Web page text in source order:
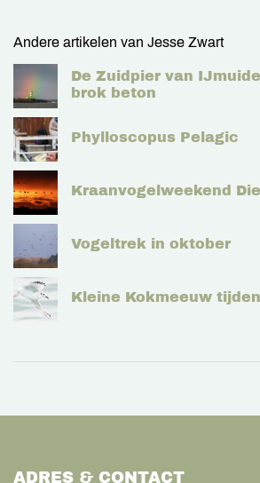
Andere artikelen van Jesse Zwart
De Zuidpier van
brok beton
Phylloscopus Pelagic
Kraanvogelweekend
Vogeltrek in oktober
Kleine Kokmeeuw
ADRES & CONTACT